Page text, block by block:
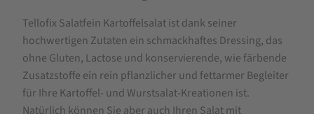
Tellofix Salatfein Kartoffelsalat ist dank seiner
hochwertigen Zutaten ein schmackhaftes Dressing, das
ohne Gluten, Lactose und konservierende, wie färbende
Zusatzstoffe ein rein pflanzlicher und fettarmer Begleiter
für Ihre Kartoffel- und Wurstsalat-Kreationen ist.
Natürlich können Sie aber auch Ihren Salat mit